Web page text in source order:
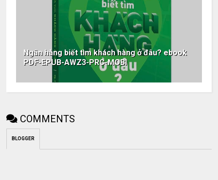
Ngân hàng biết tìm khách hàng ở đâu? ebook
PDF-EPUB-AWZ3-PRC-MOBI
COMMENTS
BLOGGER